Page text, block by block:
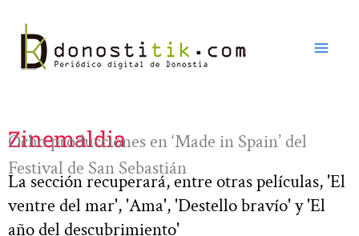
contenido
Zinemaldia
Ocho producciones en ‘Made in Spain’ del
Festival de San Sebastián
La sección recuperará, entre otras películas, 'El
ventre del mar', 'Ama', 'Destello bravío' y 'El
año del descubrimiento'